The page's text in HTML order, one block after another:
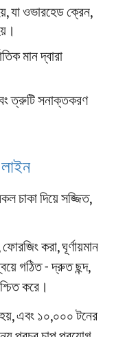
যা ওভারহেড ক্রেন,
মান দ্বারা
ত্রুটি সনাক্তকরণ
চাকা দিয়ে সজ্জিত,
করা, ঘূর্ণায়মান
গঠিত - দ্রুত ছন্দ,
করে।
হয়, এবং ১০,০০০ টনের